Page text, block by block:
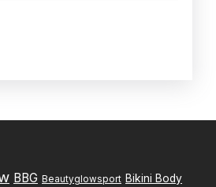
BBG Beautyglowsport Bikini Body